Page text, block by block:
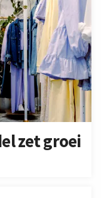
zet groei